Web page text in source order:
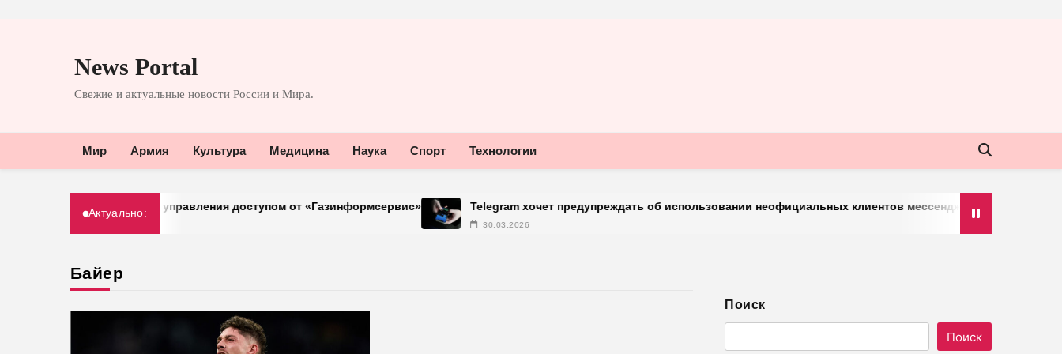
News Portal
Свежие и актуальные новости России и Мира.
Мир Армия Культура Медицина Наука Спорт Технологии
Актуально:
на систему управления доступом от «Газинформсервис» Telegram хочет предупреждать об использовании неофициальных клиентов мессенджера
30.03.2026
Байер
Поиск
Поиск